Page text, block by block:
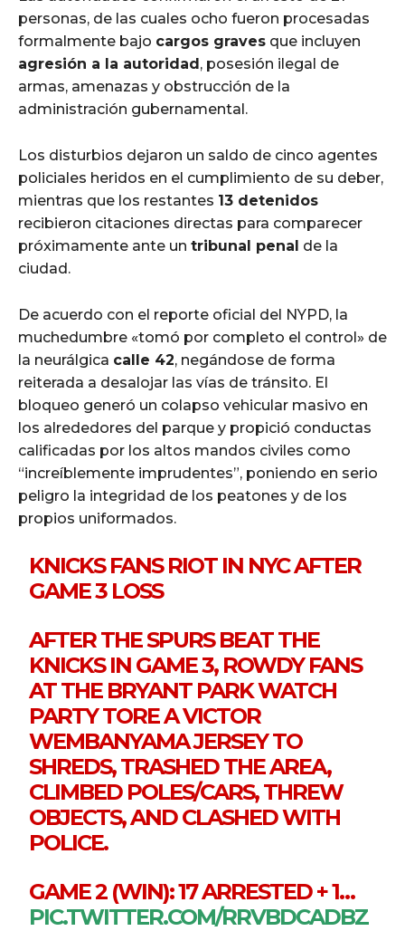
personas, de las cuales ocho fueron procesadas
formalmente bajo cargos graves que incluyen
agresión a la autoridad, posesión ilegal de
armas, amenazas y obstrucción de la
administración gubernamental.
Los disturbios dejaron un saldo de cinco agentes
policiales heridos en el cumplimiento de su deber,
mientras que los restantes 13 detenidos
recibieron citaciones directas para comparecer
próximamente ante un tribunal penal de la
ciudad.
De acuerdo con el reporte oficial del NYPD, la
muchedumbre «tomó por completo el control» de
la neurálgica calle 42, negándose de forma
reiterada a desalojar las vías de tránsito. El
bloqueo generó un colapso vehicular masivo en
los alrededores del parque y propició conductas
calificadas por los altos mandos civiles como
“increíblemente imprudentes”, poniendo en serio
peligro la integridad de los peatones y de los
propios uniformados.
KNICKS FANS RIOT IN NYC AFTER
GAME 3 LOSS
AFTER THE SPURS BEAT THE
KNICKS IN GAME 3, ROWDY FANS
AT THE BRYANT PARK WATCH
PARTY TORE A VICTOR
WEMBANYAMA JERSEY TO
SHREDS, TRASHED THE AREA,
CLIMBED POLES/CARS, THREW
OBJECTS, AND CLASHED WITH
POLICE.
GAME 2 (WIN): 17 ARRESTED + 1…
PIC.TWITTER.COM/RRVBDCADBZ